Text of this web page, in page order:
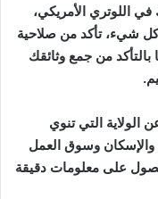
اللوتري الأمريكي،
شيء، تأكد من صلاحية
من جمع وثائقك
التي تنوي
والإسكان وسوق العمل
على معلومات دقيقة